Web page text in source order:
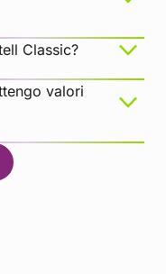
Classic?
valori